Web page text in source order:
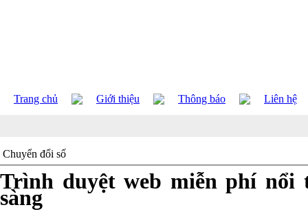
Trang chủ Giới thiệu Thông báo Liên hệ
Chuyển đổi số
Trình duyệt web miễn phí nổi
sàng